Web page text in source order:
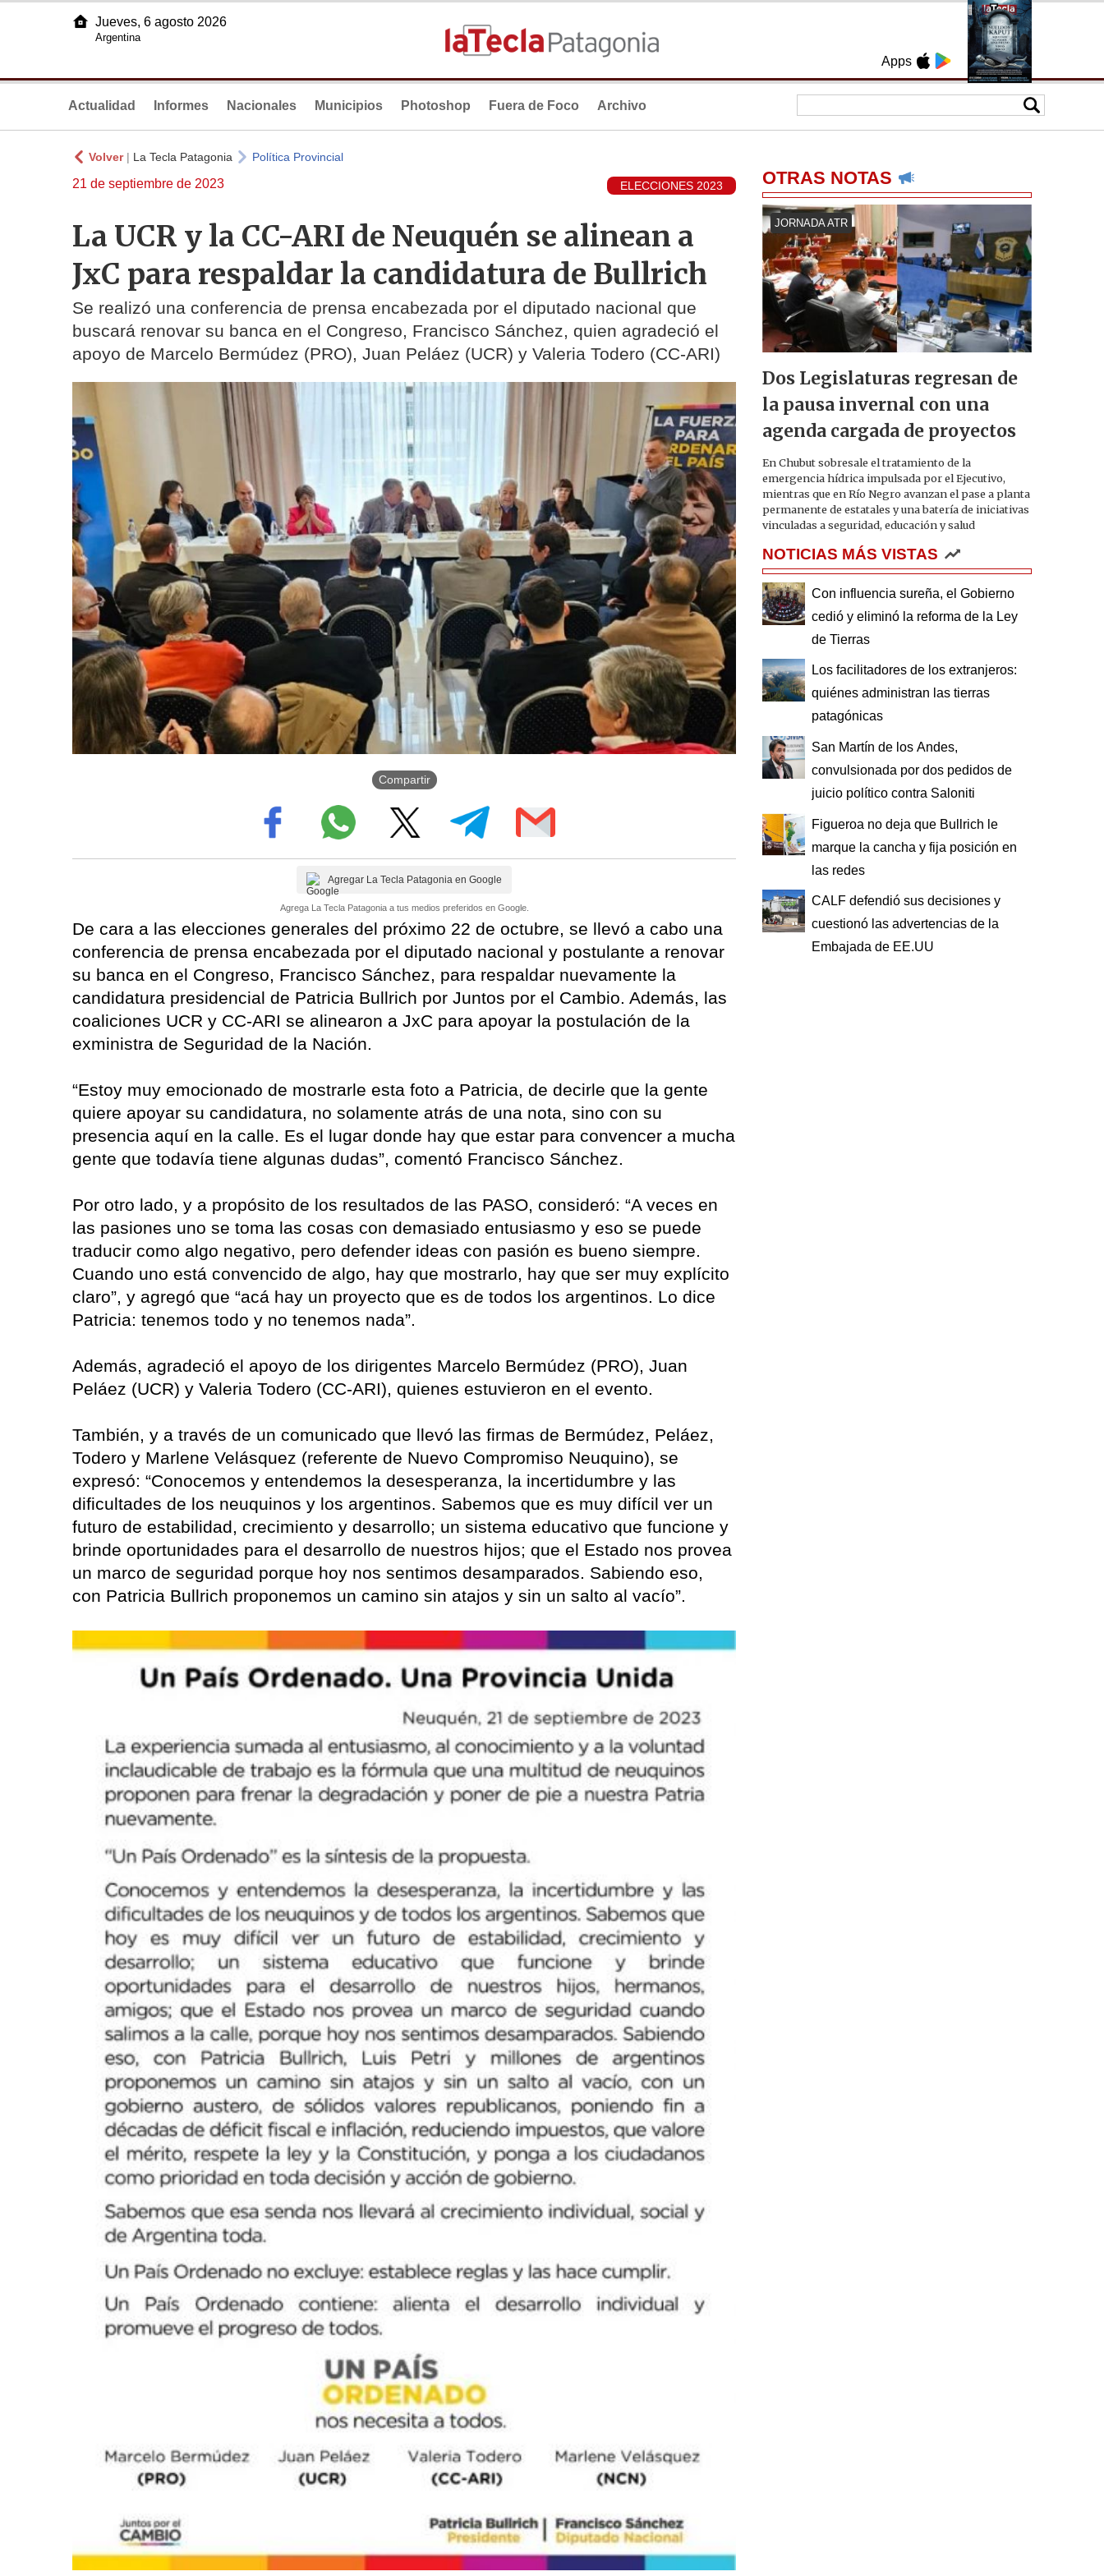
Apps
Jueves, 6 agosto 2026
Argentina
Actualidad Informes Nacionales Municipios Photoshop Fuera de Foco Archivo
Volver| La Tecla Patagonia Política Provincial
21 de septiembre de 2023 ELECCIONES 2023
La UCR y la CC-ARI de Neuquén se alinean a
JxC para respaldar la candidatura de Bullrich
Se realizó una conferencia de prensa encabezada por el diputado nacional que
buscará renovar su banca en el Congreso, Francisco Sánchez, quien agradeció el
apoyo de Marcelo Bermúdez (PRO), Juan Peláez (UCR) y Valeria Todero (CC-ARI)
Compartir
Agregar La Tecla Patagonia en Google
Agrega La Tecla Patagonia a tus medios preferidos en Google.
De cara a las elecciones generales del próximo 22 de octubre, se llevó a cabo una
conferencia de prensa encabezada por el diputado nacional y postulante a renovar
su banca en el Congreso, Francisco Sánchez, para respaldar nuevamente la
candidatura presidencial de Patricia Bullrich por Juntos por el Cambio. Además, las
coaliciones UCR y CC-ARI se alinearon a JxC para apoyar la postulación de la
exministra de Seguridad de la Nación.
“Estoy muy emocionado de mostrarle esta foto a Patricia, de decirle que la gente
quiere apoyar su candidatura, no solamente atrás de una nota, sino con su
presencia aquí en la calle. Es el lugar donde hay que estar para convencer a mucha
gente que todavía tiene algunas dudas”, comentó Francisco Sánchez.
Por otro lado, y a propósito de los resultados de las PASO, consideró: “A veces en
las pasiones uno se toma las cosas con demasiado entusiasmo y eso se puede
traducir como algo negativo, pero defender ideas con pasión es bueno siempre.
Cuando uno está convencido de algo, hay que mostrarlo, hay que ser muy explícito
claro”, y agregó que “acá hay un proyecto que es de todos los argentinos. Lo dice
Patricia: tenemos todo y no tenemos nada”.
Además, agradeció el apoyo de los dirigentes Marcelo Bermúdez (PRO), Juan
Peláez (UCR) y Valeria Todero (CC-ARI), quienes estuvieron en el evento.
También, y a través de un comunicado que llevó las firmas de Bermúdez, Peláez,
Todero y Marlene Velásquez (referente de Nuevo Compromiso Neuquino), se
expresó: “Conocemos y entendemos la desesperanza, la incertidumbre y las
dificultades de los neuquinos y los argentinos. Sabemos que es muy difícil ver un
futuro de estabilidad, crecimiento y desarrollo; un sistema educativo que funcione y
brinde oportunidades para el desarrollo de nuestros hijos; que el Estado nos provea
un marco de seguridad porque hoy nos sentimos desamparados. Sabiendo eso,
con Patricia Bullrich proponemos un camino sin atajos y sin un salto al vacío”.
OTRAS NOTAS
JORNADA ATR
Dos Legislaturas regresan de
la pausa invernal con una
agenda cargada de proyectos
En Chubut sobresale el tratamiento de la
emergencia hídrica impulsada por el Ejecutivo,
mientras que en Río Negro avanzan el pase a planta
permanente de estatales y una batería de iniciativas
vinculadas a seguridad, educación y salud
NOTICIAS MÁS VISTAS
Con influencia sureña, el Gobierno
cedió y eliminó la reforma de la Ley
de Tierras
Los facilitadores de los extranjeros:
quiénes administran las tierras
patagónicas
San Martín de los Andes,
convulsionada por dos pedidos de
juicio político contra Saloniti
Figueroa no deja que Bullrich le
marque la cancha y fija posición en
las redes
CALF defendió sus decisiones y
cuestionó las advertencias de la
Embajada de EE.UU